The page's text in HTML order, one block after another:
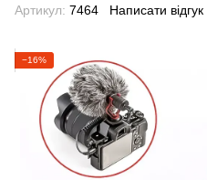
Артикул: 7464 Написати відгук
−16%